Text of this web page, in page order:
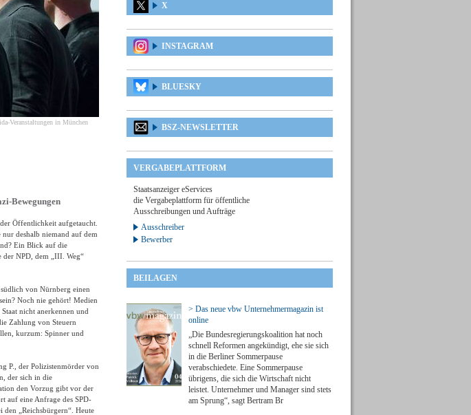
Veranstaltungen in München
Bewegungen
Öffentlichkeit aufgetaucht.
nur deshalb niemand auf dem
Ein Blick auf die
der NPD, dem „III. Weg“
von Nürnberg einen
Noch nie gehört! Medien
nicht anerkennen und
Zahlung von Steuern
kurzum: Spinner und
P., der Polizistenmörder von
der sich in die
den Vorzug gibt vor der
auf eine Anfrage des SPD-
„Reichsbürgern“. Heute
X
INSTAGRAM
BLUESKY
BSZ-NEWSLETTER
VERGABEPLATTFORM
Staatsanzeiger eServices
die Vergabeplattform für öffentliche
Ausschreibungen und Aufträge
Ausschreiber
Bewerber
BEILAGEN
> Das neue vbw Unternehmermagazin ist
online
„Die Bundesregierungskoalition hat noch
schnell Reformen angekündigt, ehe sie sich
in die Berliner Sommerpause
verabschiedete. Eine Sommerpause
übrigens, die sich die Wirtschaft nicht
leistet. Unternehmer und Manager sind stets
am Sprung“, sagt Bertram Br